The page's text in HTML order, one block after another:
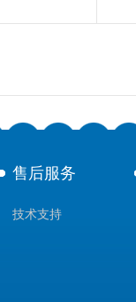
售后服务
技术支持